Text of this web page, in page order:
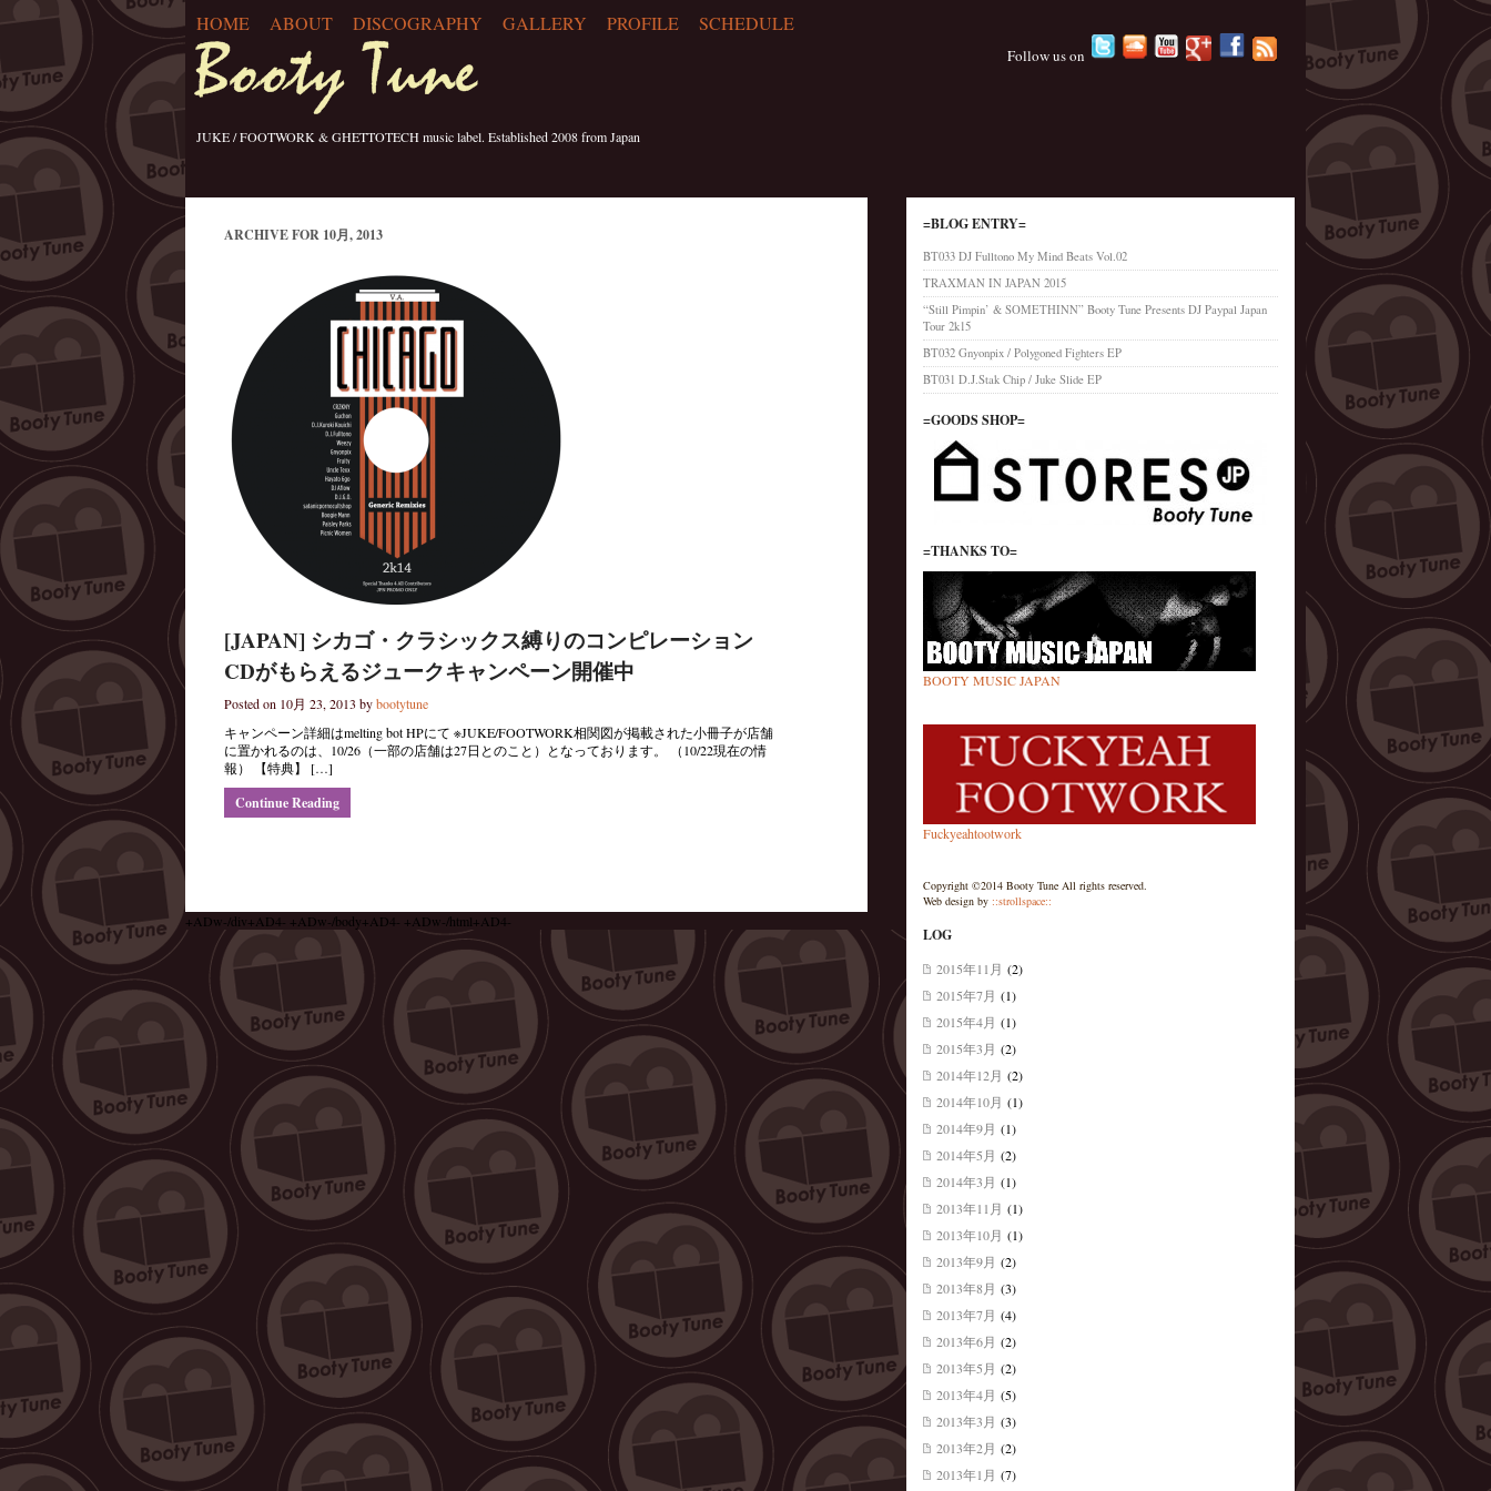
HOME ABOUT DISCOGRAPHY GALLERY PROFILE SCHEDULE
Follow us on
JUKE / FOOTWORK & GHETTOTECH music label. Established 2008 from Japan
ARCHIVE FOR 10月, 2013
[JAPAN] シカゴ・クラシックス縛りのコンピレーション
CDがもらえるジュークキャンペーン開催中
Posted on 10月 23, 2013 bybootytune
キャンペーン詳細はmelting bot HPにて ※JUKE/FOOTWORK相関図が掲載された小冊子が店舗
に置かれるのは、10/26（一部の店舗は27日とのこと）となっております。 （10/22現在の情
報） 【特典】 […]
Continue Reading
=BLOG ENTRY=
BT033 DJ Fulltono My Mind Beats Vol.02
TRAXMAN IN JAPAN 2015
“Still Pimpin’ & SOMETHINN” Booty Tune Presents DJ Paypal Japan
Tour 2k15
BT032 Gnyonpix / Polygoned Fighters EP
BT031 D.J.Stak Chip / Juke Slide EP
=GOODS SHOP=
=THANKS TO=
BOOTY MUSIC JAPAN
Fuckyeahtootwork
Copyright ©2014 Booty Tune All rights reserved.
Web design by ::strollspace::
LOG
2015年11月 (2)
2015年7月 (1)
2015年4月 (1)
2015年3月 (2)
2014年12月 (2)
2014年10月 (1)
2014年9月 (1)
2014年5月 (2)
2014年3月 (1)
2013年11月 (1)
2013年10月 (1)
2013年9月 (2)
2013年8月 (3)
2013年7月 (4)
2013年6月 (2)
2013年5月 (2)
2013年4月 (5)
2013年3月 (3)
2013年2月 (2)
2013年1月 (7)
+ADw-/div+AD4- +ADw-/body+AD4- +ADw-/html+AD4-